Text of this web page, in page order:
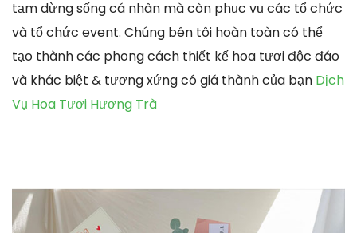
tạm dừng sống cá nhân mà còn phục vụ các tổ chức
và tổ chức event. Chúng bên tôi hoàn toàn có thể
tạo thành các phong cách thiết kế hoa tươi độc đáo
và khác biệt & tương xứng có giá thành của bạn Dịch
Vụ Hoa Tươi Hương Trà